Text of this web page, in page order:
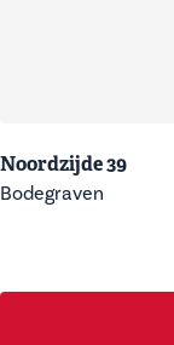
Noordzijde 39
Bodegraven